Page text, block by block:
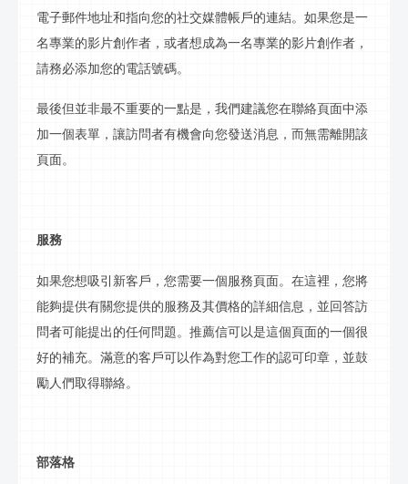
電子郵件地址和指向您的社交媒體帳戶的連結。如果您是一
名專業的影片創作者，或者想成為一名專業的影片創作者，
請務必添加您的電話號碼。
最後但並非最不重要的一點是，我們建議您在聯絡頁面中添
加一個表單，讓訪問者有機會向您發送消息，而無需離開該
頁面。
服務
如果您想吸引新客戶，您需要一個服務頁面。在這裡，您將
能夠提供有關您提供的服務及其價格的詳細信息，並回答訪
問者可能提出的任何問題。推薦信可以是這個頁面的一個很
好的補充。滿意的客戶可以作為對您工作的認可印章，並鼓
勵人們取得聯絡。
部落格